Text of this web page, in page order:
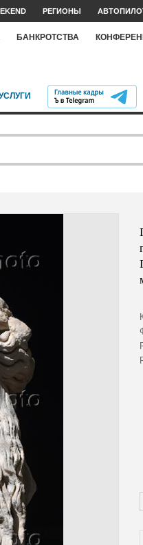
РЕГИОНЫ
БАНКРОТСТВА